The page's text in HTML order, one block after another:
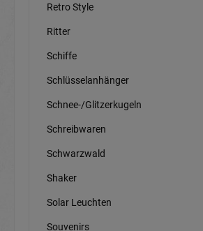
Retro Style
Ritter
Schiffe
Schlüsselanhänger
Schnee-/Glitzerkugeln
Schreibwaren
Schwarzwald
Shaker
Solar Leuchten
Souvenirs